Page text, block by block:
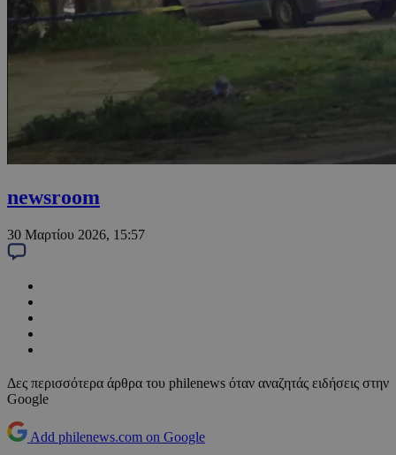
newsroom
30 Μαρτίου 2026, 15:57
Δες περισσότερα άρθρα του philenews όταν αναζητάς ειδήσεις στην
Google
Add philenews.com on Google